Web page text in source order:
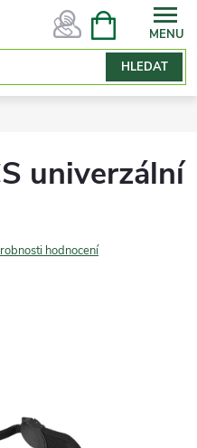
HLEDAT
NÁKUPNÍ
univerzální
hodnocení